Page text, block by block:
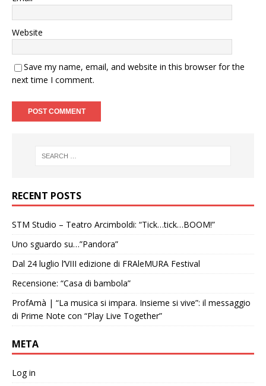
Website
Save my name, email, and website in this browser for the
next time I comment.
RECENT POSTS
STM Studio – Teatro Arcimboldi: “Tick…tick…BOOM!”
Uno sguardo su…”Pandora”
Dal 24 luglio l’VIII edizione di FRAleMURA Festival
Recensione: “Casa di bambola”
ProfAmà | “La musica si impara. Insieme si vive”: il messaggio
di Prime Note con “Play Live Together”
META
Log in